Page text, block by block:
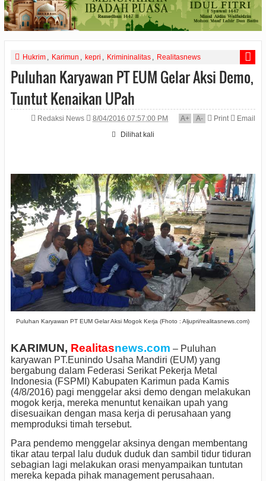
Hukrim Karimun kepri Krimininalitas Realitasnews
Puluhan Karyawan PT EUM Gelar Aksi Demo,
Tuntut Kenaikan UPah
Redaksi News 8/04/2016 07:57:00 PM A+ A- Print
Email
Dilihat kali
Puluhan Karyawan PT EUM Gelar Aksi Mogok Kerja (Fhoto : Aljupri/realitasnews.com)
KARIMUN, Realitasnews.com – Puluhan
karyawan PT.Eunindo Usaha Mandiri (EUM) yang
bergabung dalam Federasi Serikat Pekerja Metal
Indonesia (FSPMI) Kabupaten Karimun pada Kamis
(4/8/2016) pagi menggelar aksi demo dengan melakukan
mogok kerja, mereka menuntut kenaikan upah yang
disesuaikan dengan masa kerja di perusahaan yang
memproduksi timah tersebut.
Para pendemo menggelar aksinya dengan membentang
tikar atau terpal lalu duduk duduk dan sambil tidur tiduran
sebagian lagi melakukan orasi menyampaikan tuntutan
mereka kepada pihak management perusahaan.